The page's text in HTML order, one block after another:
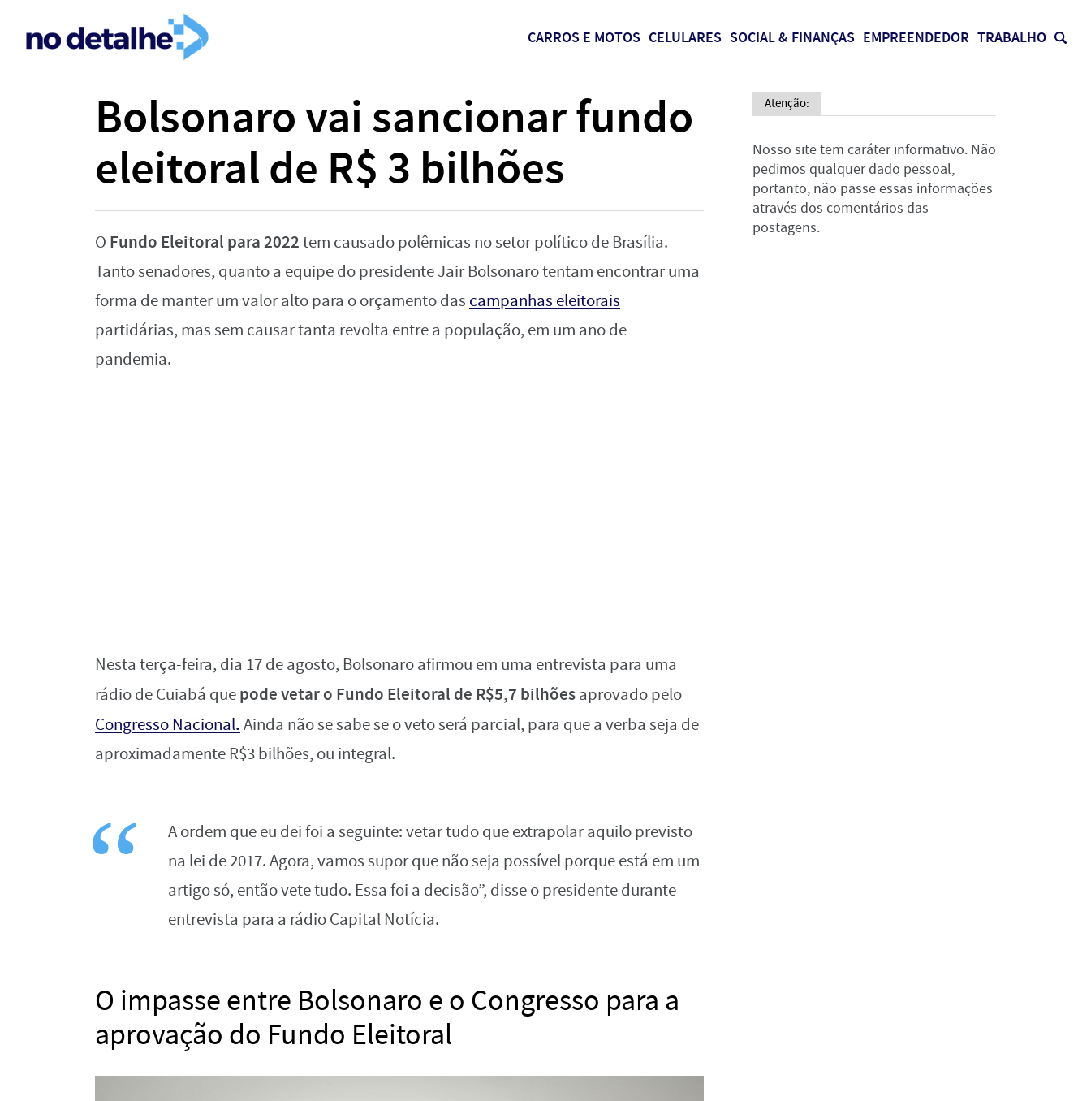
CARROS E MOTOS CELULARES SOCIAL & FINANÇAS EMPREENDEDOR TRABALHO
Bolsonaro vai sancionar fundo
eleitoral de R$ 3 bilhões
O Fundo Eleitoral para 2022tem causado polêmicas no setor político de Brasília.
Tanto senadores, quanto a equipe do presidente Jair Bolsonaro tentam encontrar uma
forma de manter um valor alto para o orçamento das campanhas eleitorais
partidárias, mas sem causar tanta revolta entre a população, em um ano de
pandemia.
Nesta terça-feira, dia 17 de agosto, Bolsonaro afirmou em uma entrevista para uma
rádio de Cuiabá quepode vetar o Fundo Eleitoral de R$5,7 bilhõesaprovado pelo
Congresso Nacional.Ainda não se sabe se o veto será parcial, para que a verba seja de
aproximadamente R$3 bilhões, ou integral.
A ordem que eu dei foi a seguinte: vetar tudo que extrapolar aquilo previsto
na lei de 2017. Agora, vamos supor que não seja possível porque está em um
artigo só, então vete tudo. Essa foi a decisão”, disse o presidente durante
entrevista para a rádio Capital Notícia.
O impasse entre Bolsonaro e o Congresso para a
aprovação do Fundo Eleitoral
Atenção:
Nosso site tem caráter informativo. Não
pedimos qualquer dado pessoal,
portanto, não passe essas informações
através dos comentários das
postagens.